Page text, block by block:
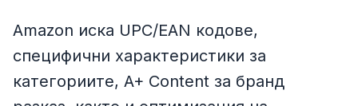
Amazon иска UPC/EAN кодове,
специфични характеристики за
категориите, A+ Content за бранд